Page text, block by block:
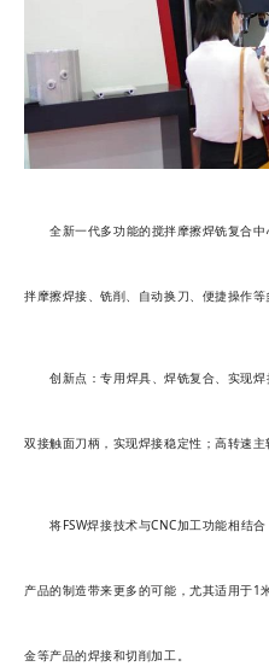
全新一代多功能的搅拌摩擦焊铣复合中
拌摩擦焊接、铣削、自动换刀、便捷操作等
创新点：专用焊具、焊铣复合、实现焊
双接触面刀柄，实现焊接稳定性；高转速主
将FSW焊接技术与CNC加工功能相结合
产品的制造带来更多的可能，尤其适用于
金等产品的焊接和切削加工。